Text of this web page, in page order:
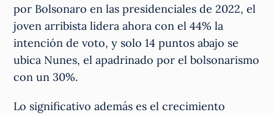
por Bolsonaro en las presidenciales de 2022, el
joven arribista lidera ahora con el 44% la
intención de voto, y solo 14 puntos abajo se
ubica Nunes, el apadrinado por el bolsonarismo
con un 30%.
Lo significativo además es el crecimiento